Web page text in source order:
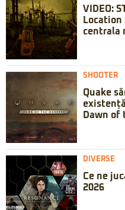
VIDEO:
Location
centrala
SHOOTER
Quake
Dawn of
DIVERSE
Ce ne
2026